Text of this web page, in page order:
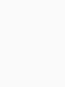
مهربانی ها